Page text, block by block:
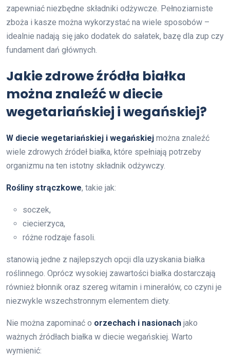
zapewniać niezbędne składniki odżywcze. Pełnoziarniste
zboża i kasze można wykorzystać na wiele sposobów –
idealnie nadają się jako dodatek do sałatek, bazę dla zup czy
fundament dań głównych.
Jakie zdrowe źródła białka
można znaleźć w diecie
wegetariańskiej i wegańskiej?
W diecie wegetariańskiej i wegańskiej można znaleźć
wiele zdrowych źródeł białka, które spełniają potrzeby
organizmu na ten istotny składnik odżywczy.
Rośliny strączkowe, takie jak:
soczek,
ciecierzyca,
różne rodzaje fasoli.
stanowią jedne z najlepszych opcji dla uzyskania białka
roślinnego. Oprócz wysokiej zawartości białka dostarczają
również błonnik oraz szereg witamin i minerałów, co czyni je
niezwykle wszechstronnym elementem diety.
Nie można zapominać o orzechach i nasionach jako
ważnych źródłach białka w diecie wegańskiej. Warto
wymienić: